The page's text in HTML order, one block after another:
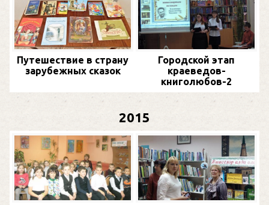
Путешествие в страну
зарубежных сказок
Городской этап
краеведов-
книголюбов-2
2015